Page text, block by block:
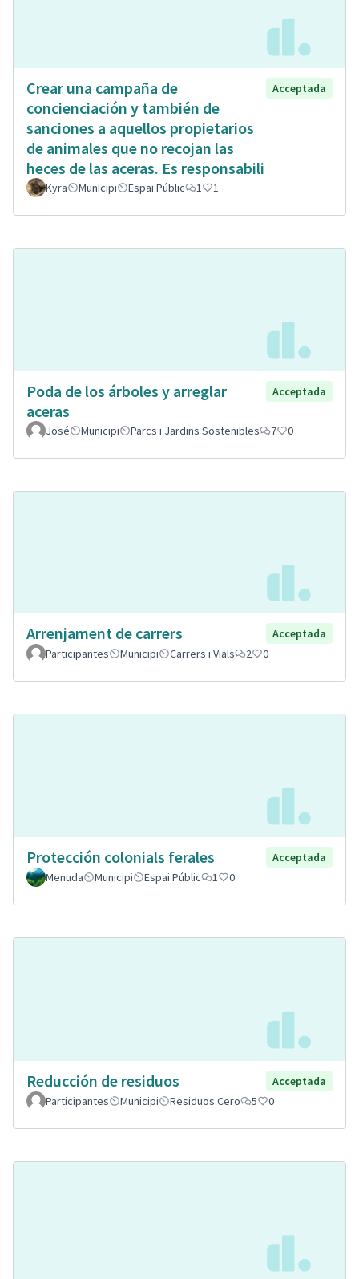
Crear una campaña de
concienciación y también de
sanciones a aquellos propietarios
de animales que no recojan las
heces de las aceras. Es responsabili
Acceptada
Kyra Municipi Espai Públic 1 1
Poda de los árboles y arreglar
aceras
Acceptada
José Municipi Parcs i Jardins Sostenibles 7 0
Arrenjament de carrers
Acceptada
Participantes
Municipi Carrers i Vials 2 0
Protección colonials ferales
Acceptada
Menuda
Municipi Espai Públic 1 0
Reducción de residuos
Acceptada
Participantes
Municipi Residuos Cero 5 0